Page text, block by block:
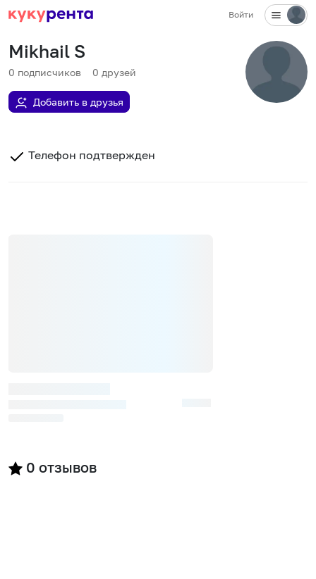
Войти
Mikhail S
0 подписчиков 0 друзей
Добавить в друзья
Телефон подтвержден
0 отзывов